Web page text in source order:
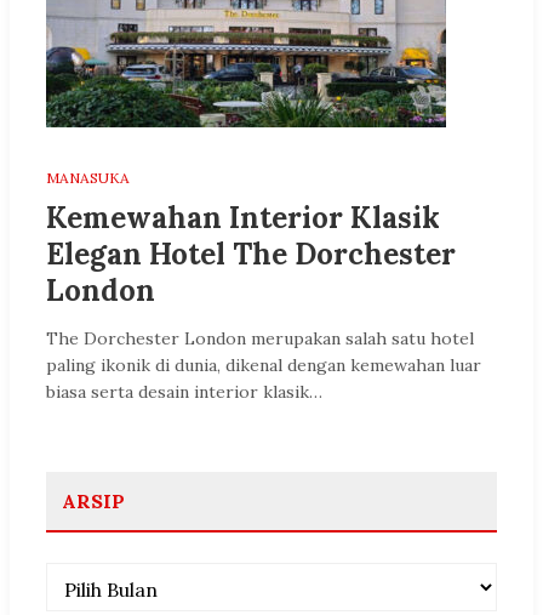
MANASUKA
Kemewahan Interior Klasik
Elegan Hotel The Dorchester
London
The Dorchester London merupakan salah satu hotel
paling ikonik di dunia, dikenal dengan kemewahan luar
biasa serta desain interior klasik…
ARSIP
Arsip